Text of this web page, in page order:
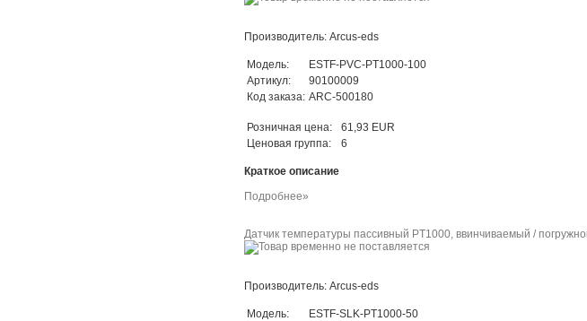
Производитель: Arcus-eds
Модель:
ESTF-PVC-PT1000-100
Артикул:
90100009
Код заказа: ARC-500180
Розничная цена:
61,93 EUR
Ценовая группа:
6
Краткое описание
Подробнее»
Датчик температуры пассивный PT1000, ввинчиваемый /
Производитель: Arcus-eds
Модель:
ESTF-SLK-PT1000-50